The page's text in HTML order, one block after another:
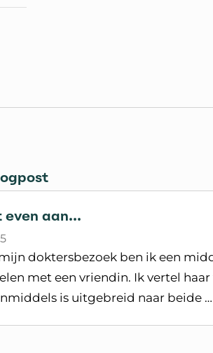
even aan...
doktersbezoek ben ik een
met een vriendin. Ik vertel
is uitgebreid naar beide …